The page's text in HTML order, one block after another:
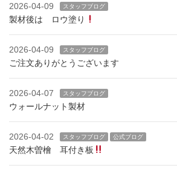
2026-04-09 スタッフブログ
製材後は ロウ塗り
2026-04-09 スタッフブログ
ご注文ありがとうございます
2026-04-07 スタッフブログ
ウォールナット製材
2026-04-02 スタッフブログ 公式ブログ
天然木曽檜 耳付き板